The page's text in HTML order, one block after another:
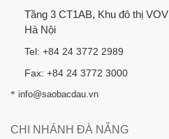
Tầng 3 CT1AB, Khu đô thị
Hà Nội
Tel: +84 24 3772 2989
Fax: +84 24 3772 3000
* info@saobacdau.vn
CHI NHÁNH ĐÀ NẴNG